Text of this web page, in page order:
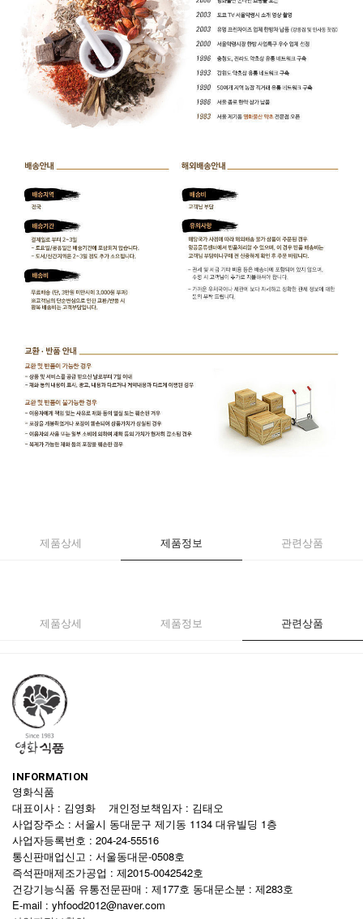
제품상세 제품정보 관련상품
제품상세 제품정보 관련상품
INFORMATION
영화식품
대표이사 : 김영화 개인정보책임자 : 김태오
사업장주소 : 서울시 동대문구 제기동 1134 대유빌딩 1층
사업자등록번호 : 204-24-55516
통신판매업신고 : 서울동대문-0508호
즉석판매제조가공업 : 제2015-0042542호
건강기능식품 유통전문판매 : 제177호 동대문소분 : 제283호
E-mail : yhfood2012@naver.com